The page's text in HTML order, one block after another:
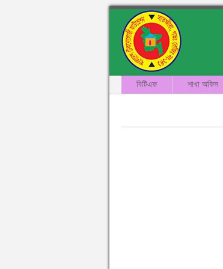
বিটিএফ শাখা অফিস